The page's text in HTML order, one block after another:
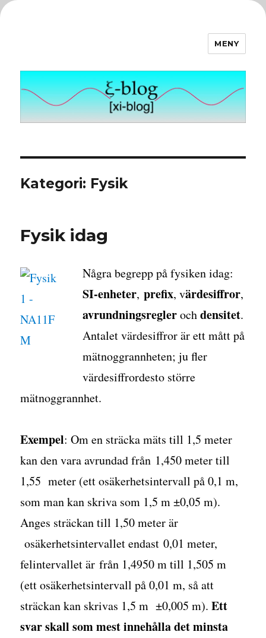
MENY
Kategori: Fysik
Fysik idag
Några begrepp på fysiken idag:
SI-enheter,prefix, värdesiffror,
avrundningsreglerochdensitet.
Antalet värdesiffror är ett mått på
mätnoggrannheten; ju fler
värdesiffrordesto större
mätnoggrannhet.
Exempel: Om en sträcka mäts till 1,5 meter
kan den vara avrundad från 1,450 meter till
1,55 meter (ett osäkerhetsintervall på 0,1 m,
som man kan skriva som 1,5 m ±0,05 m).
Anges sträckan till 1,50 meter är
osäkerhetsintervallet endast 0,01 meter,
felintervallet är från 1,4950 m till 1,505 m
(ett osäkerhetsintervall på 0,01 m, så att
sträckan kan skrivas 1,5 m ±0,005 m).Ett
svar skall som mest innehålla det minsta